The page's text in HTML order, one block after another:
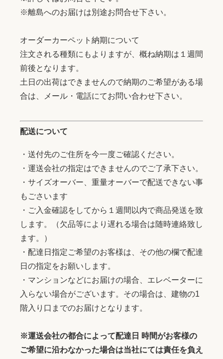
※離島へのお届けは別途お問合せ下さい。
オーダーカーペット納期について
注文される種類にもよりますが、概ね納期は１週間
前後となります。
土日の出荷はできませんので納期のご希望がある場
合は、メール・電話にてお問い合わせ下さい。
配送について
・送付先のご住所を今一度ご確認ください。
・運送会社の指定はできませんのでご了承下さい。
・サイズオーバー、重量オーバーで配送できない事
もごさいます
・ご入金確認をしてから１週間以内で商品発送を致
します。（欠品等により遅れる場合は随時連絡致し
ます。）
・配達日指定ご希望のお客様は、その他の欄で配達
日の指定をお願いします。
・マンションなどにお届けの場合、エレベーターに
入らない場合がございます。その場合は、建物の1
階入り口までのお届けとなります。
※運送会社の都合によって配達日 時間がお客様の
ご希望に沿わなかった場合は当社にては責任を負え